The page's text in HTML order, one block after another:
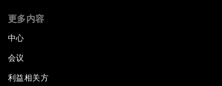
更多内容
中心
会议
利益相关方